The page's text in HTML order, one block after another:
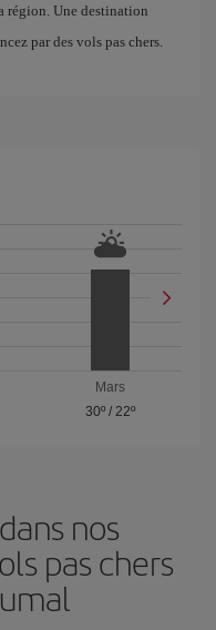
région. Une destination
par des vols pas chers.
Mars
30º / 22º
nos
pas chers